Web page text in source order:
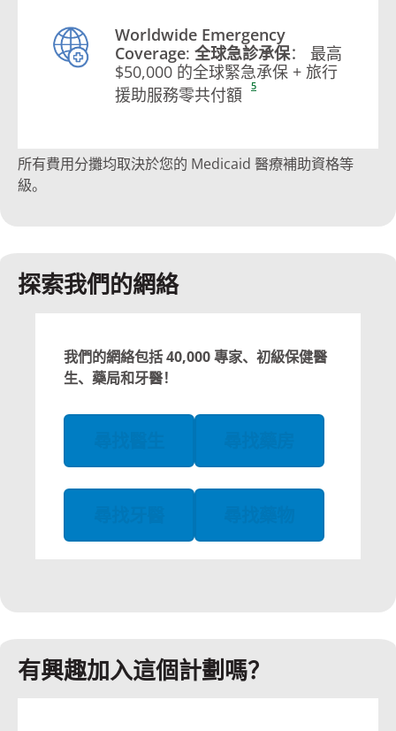
Worldwide Emergency
Coverage: 全球急診承保： 最高
$50,000 的全球緊急承保 + 旅行
援助服務零共付額
5
所有費用分攤均取決於您的 Medicaid 醫療補助資格等
級。
探索我們的網絡
我們的網絡包括40,000專家、初級保健醫
生、藥局和牙醫！
有興趣加入這個計劃嗎？